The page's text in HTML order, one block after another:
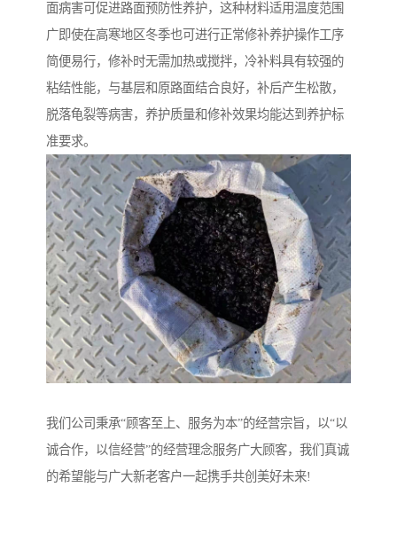
面病害可促进路面预防性养护，这种材料适用温度范围
广即使在高寒地区冬季也可进行正常修补养护操作工序
简便易行，修补时无需加热或搅拌，冷补料具有较强的
粘结性能，与基层和原路面结合良好，补后产生松散，
脱落龟裂等病害，养护质量和修补效果均能达到养护标
准要求。
我们公司秉承“顾客至上、服务为本”的经营宗旨，以“以
诚合作，以信经营”的经营理念服务广大顾客，我们真诚
的希望能与广大新老客户一起携手共创美好未来!